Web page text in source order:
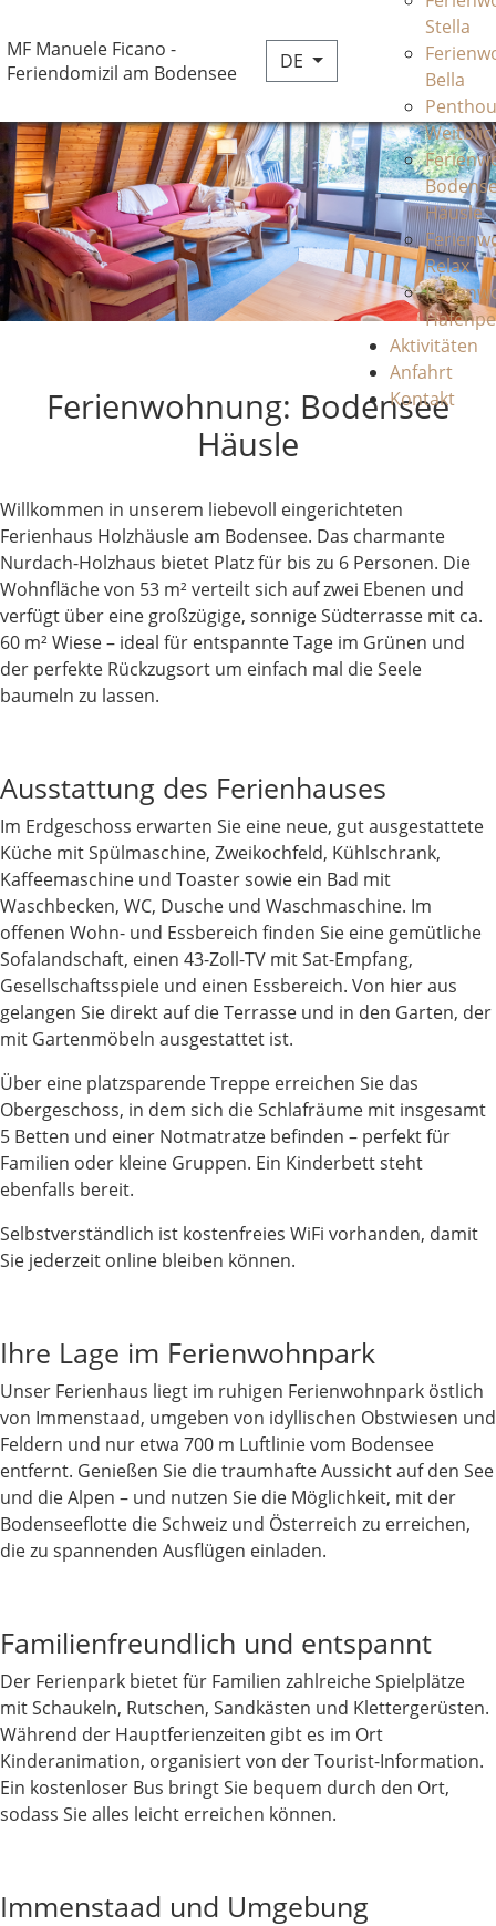
MF Manuele Ficano -
Feriendomizil am Bodensee
DE
Stella
Bella
Häusle
Relax
Aktivitäten
Anfahrt
Kontakt
Ferienwohnung: Bodensee
Häusle
Willkommen in unserem liebevoll eingerichteten
Ferienhaus Holzhäusle am Bodensee. Das charmante
Nurdach-Holzhaus bietet Platz für bis zu 6 Personen. Die
Wohnfläche von 53 m² verteilt sich auf zwei Ebenen und
verfügt über eine großzügige, sonnige Südterrasse mit ca.
60 m² Wiese – ideal für entspannte Tage im Grünen und
der perfekte Rückzugsort um einfach mal die Seele
baumeln zu lassen.
Ausstattung des Ferienhauses
Im Erdgeschoss erwarten Sie eine neue, gut ausgestattete
Küche mit Spülmaschine, Zweikochfeld, Kühlschrank,
Kaffeemaschine und Toaster sowie ein Bad mit
Waschbecken, WC, Dusche und Waschmaschine. Im
offenen Wohn- und Essbereich finden Sie eine gemütliche
Sofalandschaft, einen 43-Zoll-TV mit Sat-Empfang,
Gesellschaftsspiele und einen Essbereich. Von hier aus
gelangen Sie direkt auf die Terrasse und in den Garten, der
mit Gartenmöbeln ausgestattet ist.
Über eine platzsparende Treppe erreichen Sie das
Obergeschoss, in dem sich die Schlafräume mit insgesamt
5 Betten und einer Notmatratze befinden – perfekt für
Familien oder kleine Gruppen. Ein Kinderbett steht
ebenfalls bereit.
Selbstverständlich ist kostenfreies WiFi vorhanden, damit
Sie jederzeit online bleiben können.
Ihre Lage im Ferienwohnpark
Unser Ferienhaus liegt im ruhigen Ferienwohnpark östlich
von Immenstaad, umgeben von idyllischen Obstwiesen und
Feldern und nur etwa 700 m Luftlinie vom Bodensee
entfernt. Genießen Sie die traumhafte Aussicht auf den See
und die Alpen – und nutzen Sie die Möglichkeit, mit der
Bodenseeflotte die Schweiz und Österreich zu erreichen,
die zu spannenden Ausflügen einladen.
Familienfreundlich und entspannt
Der Ferienpark bietet für Familien zahlreiche Spielplätze
mit Schaukeln, Rutschen, Sandkästen und Klettergerüsten.
Während der Hauptferienzeiten gibt es im Ort
Kinderanimation, organisiert von der Tourist-Information.
Ein kostenloser Bus bringt Sie bequem durch den Ort,
sodass Sie alles leicht erreichen können.
Immenstaad und Umgebung